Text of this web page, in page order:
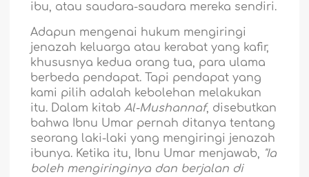
ibu, atau saudara-saudara mereka sendiri.
Adapun mengenai hukum mengiringi
jenazah keluarga atau kerabat yang kafir,
khususnya kedua orang tua, para ulama
berbeda pendapat. Tapi pendapat yang
kami pilih adalah kebolehan melakukan
itu. Dalam kitabAl-Mushannaf, disebutkan
bahwa Ibnu Umar pernah ditanya tentang
seorang laki-laki yang mengiringi jenazah
ibunya. Ketika itu, Ibnu Umar menjawab, "Ia
boleh mengiringinya dan berjalan di